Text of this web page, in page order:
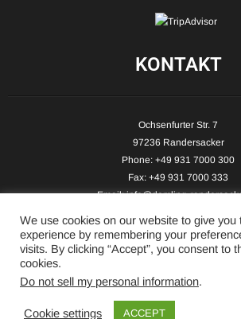
KONTAKT
Ochsenfurter Str. 7
97236 Randersacker
Phone: +49 931 7000 300
Fax: +49 931 7000 333
Email:info@demling-
Copyright © 2026 Hotel-Café Demling - All
We use cookies on our website to give you
experience by remembering your
visits. By clicking “Accept”, you consent to
cookies.
Do not sell my personal information.
Cookie settings ACCEPT